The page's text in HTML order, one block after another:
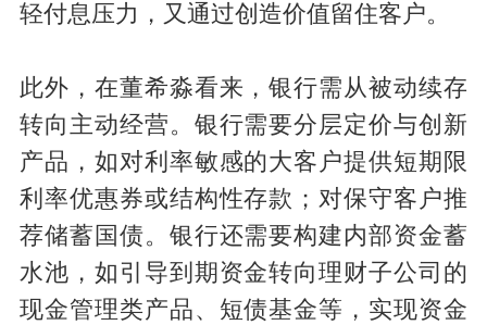
轻付息压力，又通过创造价值留住客户。
此外，在董希淼看来，银行需从被动续存
转向主动经营。银行需要分层定价与创新
产品，如对利率敏感的大客户提供短期限
利率优惠券或结构性存款；对保守客户推
荐储蓄国债。银行还需要构建内部资金蓄
水池，如引导到期资金转向理财子公司的
现金管理类产品、短债基金等，实现资金